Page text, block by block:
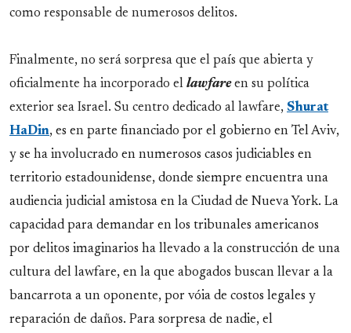
como responsable de numerosos delitos.
Finalmente, no será sorpresa que el país que abierta y
oficialmente ha incorporado el lawfareen su política
exterior sea Israel. Su centro dedicado al lawfare, Shurat
HaDin, es en parte financiado por el gobierno en Tel Aviv,
y se ha involucrado en numerosos casos judiciables en
territorio estadounidense, donde siempre encuentra una
audiencia judicial amistosa en la Ciudad de Nueva York. La
capacidad para demandar en los tribunales americanos
por delitos imaginarios ha llevado a la construcción de una
cultura del lawfare, en la que abogados buscan llevar a la
bancarrota a un oponente, por vóia de costos legales y
reparación de daños. Para sorpresa de nadie, el